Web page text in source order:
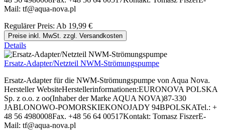
Mail: tf@aqua-nova.pl
Regulärer Preis: Ab 19,99 €
Preise inkl. MwSt. zzgl. Versandkosten
Details
Ersatz-Adapter/Netzteil NWM-Strömungspumpe
Ersatz-Adapter für die NWM-Strömungspumpe von Aqua Nova.
Hersteller WebsiteHerstellerinformationen:EURONOVA POLSKA
Sp. z o.o. z oo(Inhaber der Marke AQUA NOVA)87-330
JABLONOWO-POMORSKIEKONOJADY 94BPOLSKATel.: +
48 56 4980008Fax. +48 56 64 00517Kontakt: Tomasz FiszerE-
Mail: tf@aqua-nova.pl